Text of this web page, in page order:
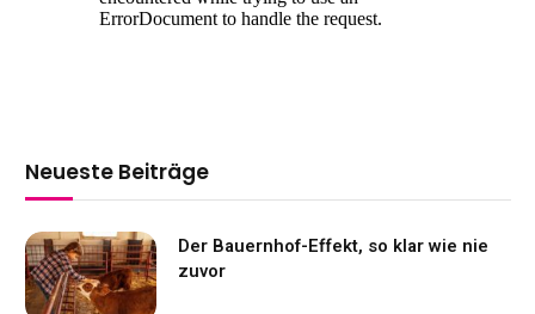
Neueste Beiträge
Der Bauernhof-Effekt, so klar wie nie
zuvor